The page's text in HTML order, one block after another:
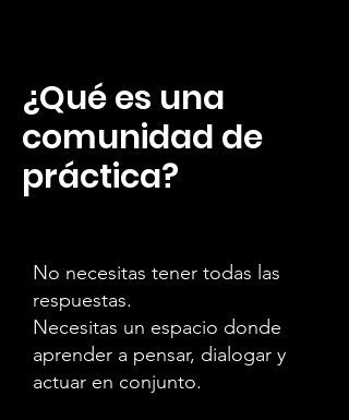
¿Qué es una
comunidad de
práctica?
No necesitas tener todas las
respuestas.
Necesitas un espacio donde
aprender a pensar, dialogar y
actuar en conjunto.